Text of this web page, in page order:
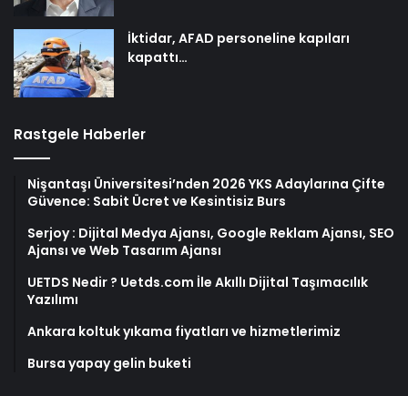
İktidar, AFAD personeline kapıları
kapattı…
Rastgele Haberler
Nişantaşı Üniversitesi’nden 2026 YKS Adaylarına Çifte
Güvence: Sabit Ücret ve Kesintisiz Burs
Serjoy : Dijital Medya Ajansı, Google Reklam Ajansı, SEO
Ajansı ve Web Tasarım Ajansı
UETDS Nedir ? Uetds.com İle Akıllı Dijital Taşımacılık
Yazılımı
Ankara koltuk yıkama fiyatları ve hizmetlerimiz
Bursa yapay gelin buketi